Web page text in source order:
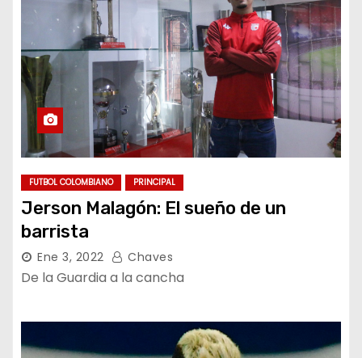
FUTBOL COLOMBIANO PRINCIPAL
Jerson Malagón: El sueño de un
barrista
Ene 3, 2022 Chaves
De la Guardia a la cancha